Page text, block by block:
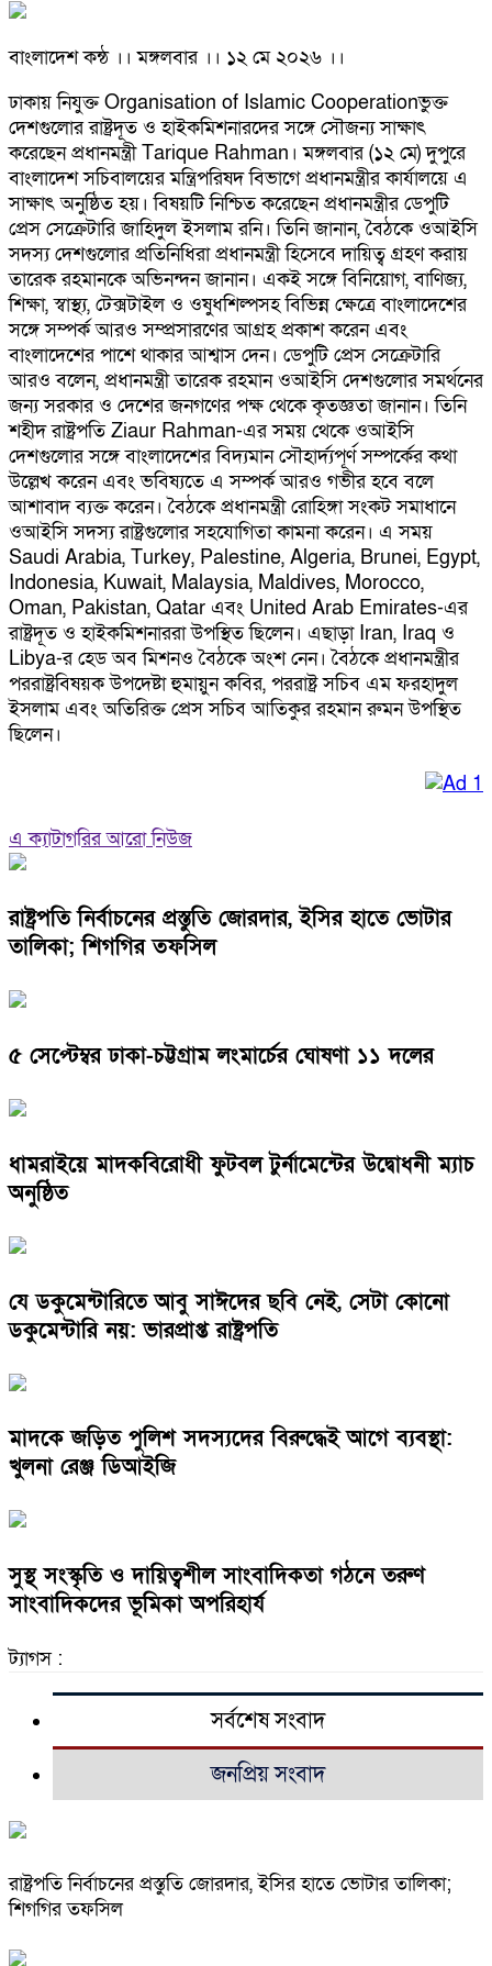
বাংলাদেশ কন্ঠ ।। মঙ্গলবার ।। ১২ মে ২০২৬ ।।
ঢাকায় নিযুক্ত Organisation of Islamic Cooperationভুক্ত
দেশগুলোর রাষ্ট্রদূত ও হাইকমিশনারদের সঙ্গে সৌজন্য সাক্ষাৎ
করেছেন প্রধানমন্ত্রী Tarique Rahman। মঙ্গলবার (১২ মে) দুপুরে
বাংলাদেশ সচিবালয়ের মন্ত্রিপরিষদ বিভাগে প্রধানমন্ত্রীর কার্যালয়ে এ
সাক্ষাৎ অনুষ্ঠিত হয়। বিষয়টি নিশ্চিত করেছেন প্রধানমন্ত্রীর ডেপুটি
প্রেস সেক্রেটারি জাহিদুল ইসলাম রনি। তিনি জানান, বৈঠকে ওআইসি
সদস্য দেশগুলোর প্রতিনিধিরা প্রধানমন্ত্রী হিসেবে দায়িত্ব গ্রহণ করায়
তারেক রহমানকে অভিনন্দন জানান। একই সঙ্গে বিনিয়োগ, বাণিজ্য,
শিক্ষা, স্বাস্থ্য, টেক্সটাইল ও ওষুধশিল্পসহ বিভিন্ন ক্ষেত্রে বাংলাদেশের
সঙ্গে সম্পর্ক আরও সম্প্রসারণের আগ্রহ প্রকাশ করেন এবং
বাংলাদেশের পাশে থাকার আশ্বাস দেন। ডেপুটি প্রেস সেক্রেটারি
আরও বলেন, প্রধানমন্ত্রী তারেক রহমান ওআইসি দেশগুলোর সমর্থনের
জন্য সরকার ও দেশের জনগণের পক্ষ থেকে কৃতজ্ঞতা জানান। তিনি
শহীদ রাষ্ট্রপতি Ziaur Rahman-এর সময় থেকে ওআইসি
দেশগুলোর সঙ্গে বাংলাদেশের বিদ্যমান সৌহার্দ্যপূর্ণ সম্পর্কের কথা
উল্লেখ করেন এবং ভবিষ্যতে এ সম্পর্ক আরও গভীর হবে বলে
আশাবাদ ব্যক্ত করেন। বৈঠকে প্রধানমন্ত্রী রোহিঙ্গা সংকট সমাধানে
ওআইসি সদস্য রাষ্ট্রগুলোর সহযোগিতা কামনা করেন। এ সময়
Saudi Arabia, Turkey, Palestine, Algeria, Brunei, Egypt,
Indonesia, Kuwait, Malaysia, Maldives, Morocco,
Oman, Pakistan, Qatar এবং United Arab Emirates-এর
রাষ্ট্রদূত ও হাইকমিশনাররা উপস্থিত ছিলেন। এছাড়া Iran, Iraq ও
Libya-র হেড অব মিশনও বৈঠকে অংশ নেন। বৈঠকে প্রধানমন্ত্রীর
পররাষ্ট্রবিষয়ক উপদেষ্টা হুমায়ুন কবির, পররাষ্ট্র সচিব এম ফরহাদুল
ইসলাম এবং অতিরিক্ত প্রেস সচিব আতিকুর রহমান রুমন উপস্থিত
ছিলেন।
এ ক্যাটাগরির আরো নিউজ
রাষ্ট্রপতি নির্বাচনের প্রস্তুতি জোরদার, ইসির হাতে ভোটার
তালিকা; শিগগির তফসিল
৫ সেপ্টেম্বর ঢাকা-চট্টগ্রাম লংমার্চের ঘোষণা ১১ দলের
ধামরাইয়ে মাদকবিরোধী ফুটবল টুর্নামেন্টের উদ্বোধনী ম্যাচ
অনুষ্ঠিত
যে ডকুমেন্টারিতে আবু সাঈদের ছবি নেই, সেটা কোনো
ডকুমেন্টারি নয়: ভারপ্রাপ্ত রাষ্ট্রপতি
মাদকে জড়িত পুলিশ সদস্যদের বিরুদ্ধেই আগে ব্যবস্থা:
খুলনা রেঞ্জ ডিআইজি
সুস্থ সংস্কৃতি ও দায়িত্বশীল সাংবাদিকতা গঠনে তরুণ
সাংবাদিকদের ভূমিকা অপরিহার্য
ট্যাগস :
সর্বশেষ সংবাদ
জনপ্রিয় সংবাদ
রাষ্ট্রপতি নির্বাচনের প্রস্তুতি জোরদার, ইসির হাতে ভোটার তালিকা;
শিগগির তফসিল